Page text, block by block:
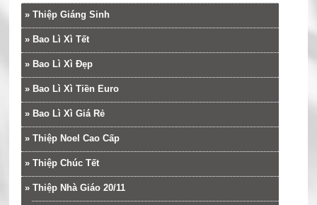
» Thiệp Giáng Sinh
» Bao Lì Xì Tết
» Bao Lì Xì Đẹp
» Bao Lì Xì Tiền Euro
» Bao Lì Xì Giá Rẻ
» Thiệp Noel Cao Cấp
» Thiệp Chúc Tết
» Thiệp Nhà Giáo 20/11